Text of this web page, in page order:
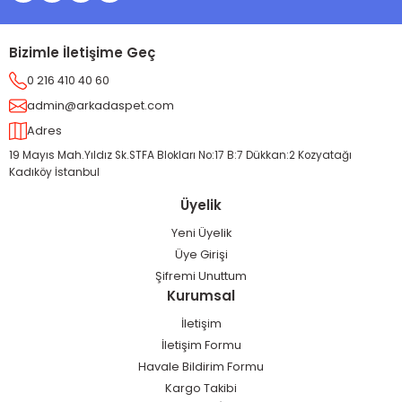
Taurin 0.1 %
Omega-6 2.5 %
Omega-3 0.8 %
DHA / EPA 0.2 % / 0.2 %
KALORI İÇERİĞİ(hesaplananmetabolik enerji): Metabolik
Enerji is 3930 kcal/kg (472 kcal per 250ml/114g cup)
KANADA’DA ÜRETİLMİŞTİR.
Parti numarası, fabrika sicil numarası ve son kullanım tarihi
için ambalajın üstünde yer alan bilgilere bakınız. Serin ve
Bizimle İletişime Geç
0 216 410 40 60
admin@arkadaspet.com
Adres
19 Mayıs Mah.Yıldız Sk.STFA Blokları No:17 B:7 Dükkan:2 Kozyatağı
Kadıköy İstanbul
Üyelik
Yeni Üyelik
Üye Girişi
Şifremi Unuttum
Kurumsal
İletişim
İletişim Formu
Havale Bildirim Formu
Kargo Takibi